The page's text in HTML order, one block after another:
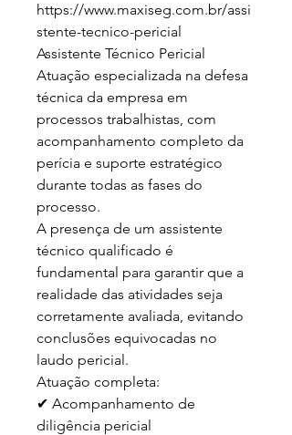
https://www.maxiseg.com.br/assi
stente-tecnico-pericial
Assistente Técnico Pericial
Atuação especializada na defesa
técnica da empresa em
processos trabalhistas, com
acompanhamento completo da
perícia e suporte estratégico
durante todas as fases do
processo.
A presença de um assistente
técnico qualificado é
fundamental para garantir que a
realidade das atividades seja
corretamente avaliada, evitando
conclusões equivocadas no
laudo pericial.
Atuação completa:
✔ Acompanhamento de
diligência pericial